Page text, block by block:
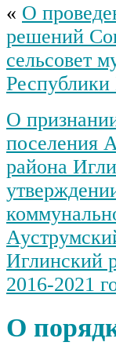
« О
решений
сельсовет
О
поселения
района
Иглинский
2016-2021
О